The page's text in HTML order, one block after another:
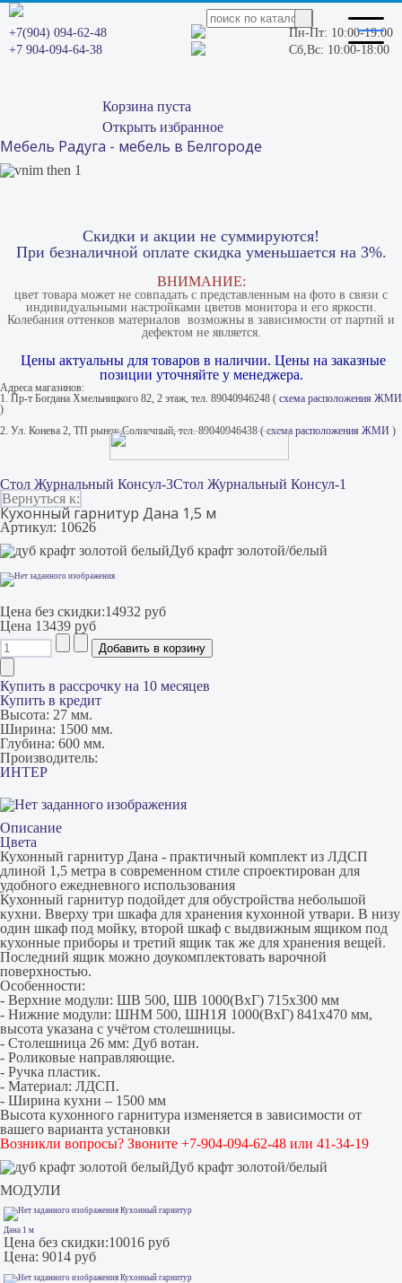
+7(904) 094-62-48
+7 904-094-64-38
Пн-Пт: 10:00-19:00
Сб,Вс: 10:00-18:00
Корзина пуста
Открыть избранное
Мебель Радуга - мебель в Белгороде
Скидки и акции не суммируются!
При безналичной оплате скидка уменьшается на 3%.
ВНИМАНИЕ:
цвет товара может не совпадать с представленным на фото в связи с
индивидуальными настройками цветов монитора и его яркости.
Колебания оттенков материалов​ ​ возможны в зависимости от партий и
дефектом не является.
Цены актуальны для товаров в наличии. Цены на заказные
позиции уточняйте у менеджера.
Адреса магазинов:
1. Пр-т Богдана Хмельницкого 82, 2 этаж, тел. 89040946248 ( схема расположения ЖМИ
)
2. Ул. Конева 2, ТП рынок Солнечный, тел. 89040946438 (схема расположения ЖМИ )
Стол Журнальный Консул-3Стол Журнальный Консул-1
Вернуться к:
Кухонный гарнитур Дана 1,5 м
Артикул: 10626
Дуб крафт золотой/белый
Цена без скидки:14932 руб
Цена 13439 руб
Купить в рассрочку на 10 месяцев
Купить в кредит
Высота: 27 мм.
Ширина: 1500 мм.
Глубина: 600 мм.
Производитель:
ИНТЕР
Описание
Цвета
Кухонный гарнитур Дана - практичный комплект из ЛДСП
длиной 1,5 метра в современном стиле спроектирован для
удобного ежедневного использования
Кухонный гарнитур подойдет для обустройства небольшой
кухни. Вверху три шкафа для хранения кухонной утвари. В низу
один шкаф под мойку, второй шкаф с выдвижным ящиком под
кухонные приборы и третий ящик так же для хранения вещей.
Последний ящик можно доукомплектовать варочной
поверхностью.
Особенности:
- Верхние модули: ШВ 500, ШВ 1000(ВхГ) 715х300 мм
- Нижние модули: ШНМ 500, ШН1Я 1000(ВхГ) 841х470 мм,
высота указана с учётом столешницы.
- Столешница 26 мм: Дуб вотан.
- Роликовые направляющие.
- Ручка пластик.
- Материал: ЛДСП.
- Ширина кухни – 1500 мм
Высота кухонного гарнитура изменяется в зависимости от
вашего варианта установки
Возникли вопросы? Звоните +7-904-094-62-48 или 41-34-19
Дуб крафт золотой/белый
МОДУЛИ
Кухонный гарнитур
Дана 1 м
Цена без скидки:10016 руб
Цена:9014 руб
Кухонный гарнитур